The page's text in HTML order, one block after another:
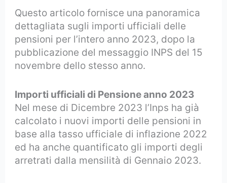
Questo articolo fornisce una panoramica
dettagliata sugli importi ufficiali delle
pensioni per l’intero anno 2023, dopo la
pubblicazione del messaggio INPS del 15
novembre dello stesso anno.
Importi ufficiali di Pensione anno 2023
Nel mese di Dicembre 2023 l’Inps ha già
calcolato i nuovi importi delle pensioni in
base alla tasso ufficiale di inflazione 2022
ed ha anche quantificato gli importi degli
arretrati dalla mensilità di Gennaio 2023.